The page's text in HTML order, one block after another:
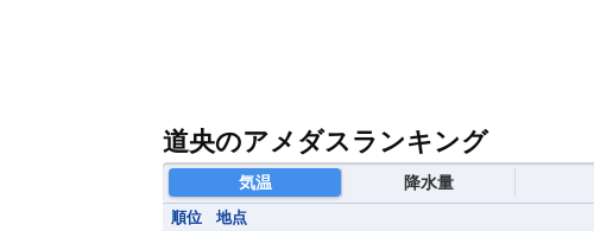
道央のアメダスランキング
気温 降水量
順位 地点